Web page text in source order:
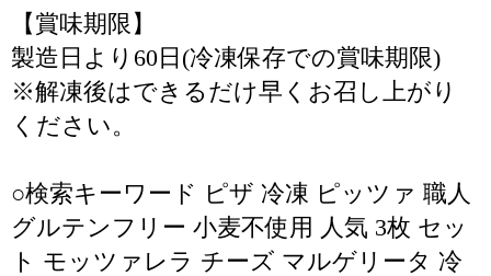
【賞味期限】
製造日より60日(冷凍保存での賞味期限)
※解凍後はできるだけ早くお召し上がり
ください。
○検索キーワード ピザ 冷凍 ピッツァ 職人
グルテンフリー 小麦不使用 人気 3枚 セッ
ト モッツァレラ チーズ マルゲリータ 冷